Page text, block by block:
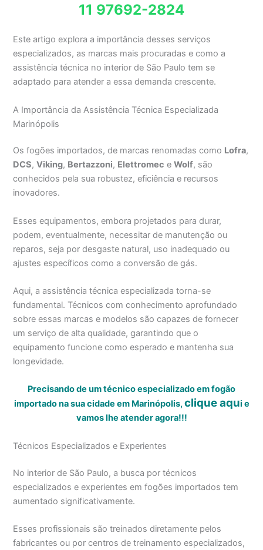
11 97692-2824
Este artigo explora a importância desses serviços
especializados, as marcas mais procuradas e como a
assistência técnica no interior de São Paulo tem se
adaptado para atender a essa demanda crescente.
A Importância da Assistência Técnica Especializada
Marinópolis
Os fogões importados, de marcas renomadas como Lofra,
DCS,Viking, Bertazzoni, Elettromec eWolf, são
conhecidos pela sua robustez, eficiência e recursos
inovadores.
Esses equipamentos, embora projetados para durar,
podem, eventualmente, necessitar de manutenção ou
reparos, seja por desgaste natural, uso inadequado ou
ajustes específicos como a conversão de gás.
Aqui, a assistência técnica especializada torna-se
fundamental. Técnicos com conhecimento aprofundado
sobre essas marcas e modelos são capazes de fornecer
um serviço de alta qualidade, garantindo que o
equipamento funcione como esperado e mantenha sua
longevidade.
Precisando de um técnico especializado em fogão
importado na sua cidade em Marinópolis,clique aqui e
vamos lhe atender agora!!!
Técnicos Especializados e Experientes
No interior de São Paulo, a busca por técnicos
especializados e experientes em fogões importados tem
aumentado significativamente.
Esses profissionais são treinados diretamente pelos
fabricantes ou por centros de treinamento especializados,